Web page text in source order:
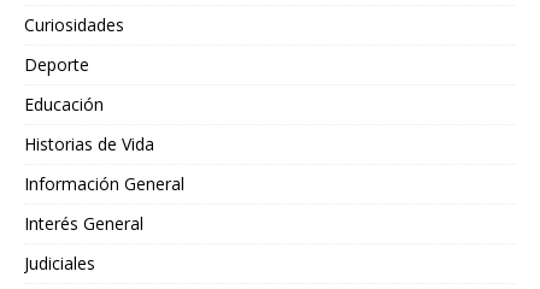
Curiosidades
Deporte
Educación
Historias de Vida
Información General
Interés General
Judiciales